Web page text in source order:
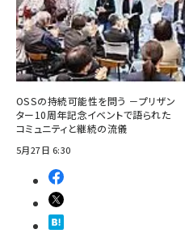
OSSの持続可能性を問う －プリザン
ター10周年記念イベントで語られた
コミュニティと継続の流儀
5月27日 6:30